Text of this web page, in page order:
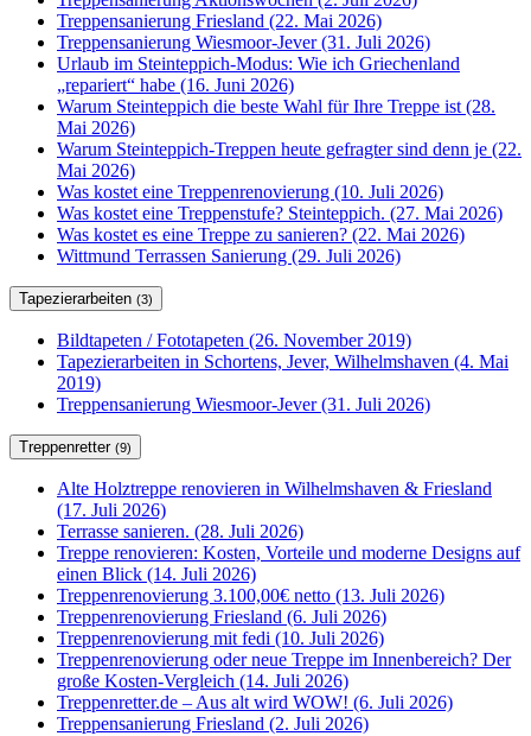
Treppensanierung Friesland (22. Mai 2026)
Treppensanierung Wiesmoor-Jever (31. Juli 2026)
Urlaub im Steinteppich-Modus: Wie ich Griechenland
„repariert“ habe (16. Juni 2026)
Warum Steinteppich die beste Wahl für Ihre Treppe ist (28.
Mai 2026)
Warum Steinteppich-Treppen heute gefragter sind denn je (22.
Mai 2026)
Was kostet eine Treppenrenovierung (10. Juli 2026)
Was kostet eine Treppenstufe? Steinteppich. (27. Mai 2026)
Was kostet es eine Treppe zu sanieren? (22. Mai 2026)
Wittmund Terrassen Sanierung (29. Juli 2026)
Tapezierarbeiten (3)
Bildtapeten / Fototapeten (26. November 2019)
Tapezierarbeiten in Schortens, Jever, Wilhelmshaven (4. Mai
2019)
Treppensanierung Wiesmoor-Jever (31. Juli 2026)
Treppenretter (9)
Alte Holztreppe renovieren in Wilhelmshaven & Friesland
(17. Juli 2026)
Terrasse sanieren. (28. Juli 2026)
Treppe renovieren: Kosten, Vorteile und moderne Designs auf
einen Blick (14. Juli 2026)
Treppenrenovierung 3.100,00€ netto (13. Juli 2026)
Treppenrenovierung Friesland (6. Juli 2026)
Treppenrenovierung mit fedi (10. Juli 2026)
Treppenrenovierung oder neue Treppe im Innenbereich? Der
große Kosten-Vergleich (14. Juli 2026)
Treppenretter.de – Aus alt wird WOW! (6. Juli 2026)
Treppensanierung Friesland (2. Juli 2026)